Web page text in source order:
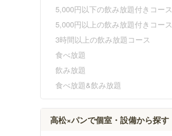
5,000円以下の飲み放題付きコース
5,000円以上の飲み放題付きコース
3時間以上の飲み放題コース
食べ放題
飲み放題
食べ放題&飲み放題
高松×パンで個室・設備から探す